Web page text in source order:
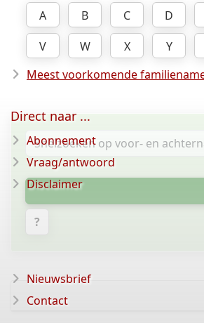
A
B C D
V
W X Y
Meest voorkomende
?
Direct naar ...
Abonnement
Vraag/antwoord
Disclaimer
Nieuwsbrief
Contact